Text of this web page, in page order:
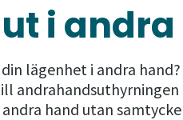
i
lägenhet i andra
hand utan